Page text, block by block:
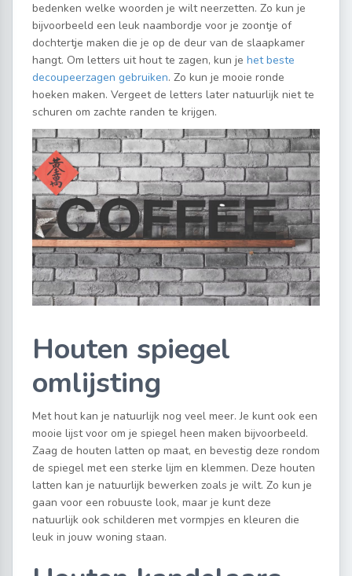
bedenken welke woorden je wilt neerzetten. Zo kun je
bijvoorbeeld een leuk naambordje voor je zoontje of
dochtertje maken die je op de deur van de slaapkamer
hangt. Om letters uit hout te zagen, kun je het beste
decoupeerzagen gebruiken. Zo kun je mooie ronde
hoeken maken. Vergeet de letters later natuurlijk niet te
schuren om zachte randen te krijgen.
Houten spiegel
omlijsting
Met hout kan je natuurlijk nog veel meer. Je kunt ook een
mooie lijst voor om je spiegel heen maken bijvoorbeeld.
Zaag de houten latten op maat, en bevestig deze rondom
de spiegel met een sterke lijm en klemmen. Deze houten
latten kan je natuurlijk bewerken zoals je wilt. Zo kun je
gaan voor een robuuste look, maar je kunt deze
natuurlijk ook schilderen met vormpjes en kleuren die
leuk in jouw woning staan.